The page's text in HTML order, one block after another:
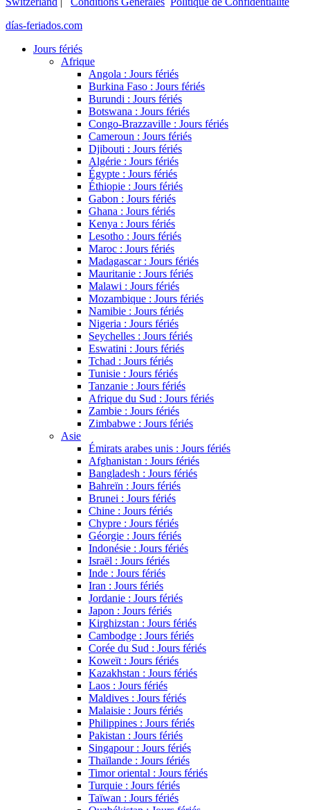
días-feriados.com
Jours fériés
Afrique
Angola : Jours fériés
Burkina Faso : Jours fériés
Burundi : Jours fériés
Botswana : Jours fériés
Congo-Brazzaville : Jours fériés
Cameroun : Jours fériés
Djibouti : Jours fériés
Algérie : Jours fériés
Égypte : Jours fériés
Éthiopie : Jours fériés
Gabon : Jours fériés
Ghana : Jours fériés
Kenya : Jours fériés
Lesotho : Jours fériés
Maroc : Jours fériés
Madagascar : Jours fériés
Mauritanie : Jours fériés
Malawi : Jours fériés
Mozambique : Jours fériés
Namibie : Jours fériés
Nigeria : Jours fériés
Seychelles : Jours fériés
Eswatini : Jours fériés
Tchad : Jours fériés
Tunisie : Jours fériés
Tanzanie : Jours fériés
Afrique du Sud : Jours fériés
Zambie : Jours fériés
Zimbabwe : Jours fériés
Asie
Émirats arabes unis : Jours fériés
Afghanistan : Jours fériés
Bangladesh : Jours fériés
Bahreïn : Jours fériés
Brunei : Jours fériés
Chine : Jours fériés
Chypre : Jours fériés
Géorgie : Jours fériés
Indonésie : Jours fériés
Israël : Jours fériés
Inde : Jours fériés
Iran : Jours fériés
Jordanie : Jours fériés
Japon : Jours fériés
Kirghizstan : Jours fériés
Cambodge : Jours fériés
Corée du Sud : Jours fériés
Koweït : Jours fériés
Kazakhstan : Jours fériés
Laos : Jours fériés
Maldives : Jours fériés
Malaisie : Jours fériés
Philippines : Jours fériés
Pakistan : Jours fériés
Singapour : Jours fériés
Thaïlande : Jours fériés
Timor oriental : Jours fériés
Turquie : Jours fériés
Taïwan : Jours fériés